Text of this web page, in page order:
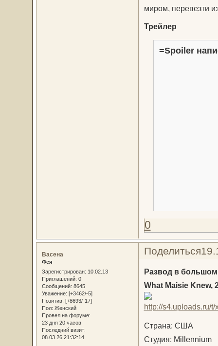
миром, перевезти
Трейлер
=Spoiler
0
Поделиться
Васена
Фея
Зарегистрирован: 10.02.13
Приглашений: 0
Сообщений: 8645
Уважение: [+3462/-5]
Позитив: [+8693/-17]
Пол: Женский
Провел на форуме:
23 дня 20 часов
Последний визит:
08.03.26 21:32:14
Развод в
What Maisie Knew,
Страна: США
Студия: Millennium